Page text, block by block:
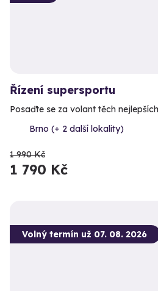
Řízení supersportu
Posaďte se za volant těch
Brno (+ 2 další lokality)
1 990 Kč
1 790 Kč
Volný termín už 07. 08. 2026